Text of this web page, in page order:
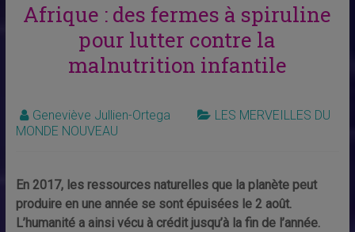
Afrique : des fermes à spiruline
pour lutter contre la
malnutrition infantile
Geneviève Jullien-Ortega
LES MERVEILLES DU
MONDE NOUVEAU
En 2017, les ressources naturelles que la planète peut
produire en une année se sont épuisées le 2 août.
L’humanité a ainsi vécu à crédit jusqu’à la fin de l’année.